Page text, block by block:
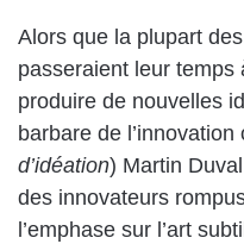
Alors que la plupart
passeraient leur temps
produire de nouvelles
barbare de
d’idéation) Martin
des innovateurs
l’emphase sur l’art